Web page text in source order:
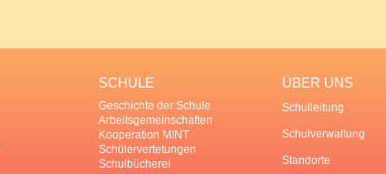
SCHULE
Geschichte der Schule
Arbeitsgemeinschaften
Kooperation MINT
Schülervertetungen
Schulbücherei
ÜBER UNS
Schulleitung
Schulverwaltung
Standorte